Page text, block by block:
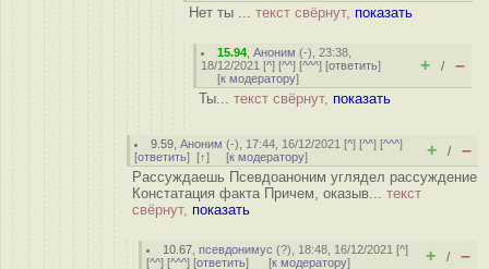
Нет ты ... текст свёрнут, показать
15.94 ,Аноним (-), 23:38,
18/12/2021 [^] [^^] [^^^] [ответить]
[к модератору]
+ / –
Ты... текст свёрнут, показать
9.59 ,Аноним (-), 17:44, 16/12/2021 [^] [^^] [^^^]
[ответить] [↑] [к модератору] + / –
Рассуждаешь Псевдоаноним углядел рассуждение
Констатация факта Причем, оказыв... текст
свёрнут, показать
10.67 ,псевдонимус (?), 18:48, 16/12/2021 [^]
[^^] [^^^] [ответить] [к модератору] + / –